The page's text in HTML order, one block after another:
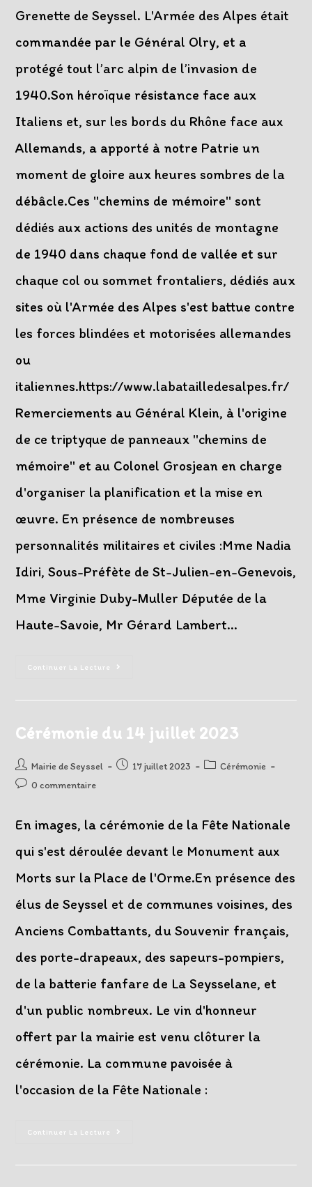
Grenette de Seyssel. L'Armée des Alpes était
commandée par le Général Olry, et a
protégé tout l’arc alpin de l’invasion de
1940.Son héroïque résistance face aux
Italiens et, sur les bords du Rhône face aux
Allemands, a apporté à notre Patrie un
moment de gloire aux heures sombres de la
débâcle.Ces "chemins de mémoire" sont
dédiés aux actions des unités de montagne
de 1940 dans chaque fond de vallée et sur
chaque col ou sommet frontaliers, dédiés aux
sites où l'Armée des Alpes s'est battue contre
les forces blindées et motorisées allemandes
ou
italiennes.https://www.labatailledesalpes.fr/
Remerciements au Général Klein, à l'origine
de ce triptyque de panneaux "chemins de
mémoire" et au Colonel Grosjean en charge
d'organiser la planification et la mise en
œuvre. En présence de nombreuses
personnalités militaires et civiles :Mme Nadia
Idiri, Sous-Préfète de St-Julien-en-Genevois,
Mme Virginie Duby-Muller Députée de la
Haute-Savoie, Mr Gérard Lambert…
Continuer La Lecture
Inauguration
L’Armée
Des
Cérémonie du 14 juillet 2023
Auteur/autrice
de
Mairie de Seyssel
Post17 juillet 2023
PostCérémonie
Post0 commentaire
En images, la cérémonie de la Fête Nationale
qui s'est déroulée devant le Monument aux
Morts sur la Place de l'Orme.En présence des
élus de Seyssel et de communes voisines, des
Anciens Combattants, du Souvenir français,
des porte-drapeaux, des sapeurs-pompiers,
de la batterie fanfare de La Seysselane, et
d'un public nombreux. Le vin d'honneur
offert par la mairie est venu clôturer la
cérémonie. La commune pavoisée à
l'occasion de la Fête Nationale :
Continuer La Lecture
Cérémonie